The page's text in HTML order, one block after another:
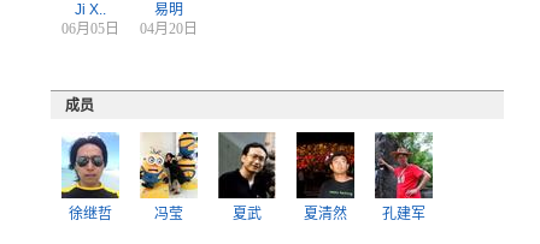
Ji X..
06月05日
易明
04月20日
成员
徐继哲 冯莹 夏武 夏清然 孔建军